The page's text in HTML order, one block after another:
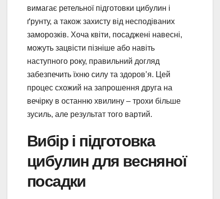
вимагає ретельної підготовки цибулин і
ґрунту, а також захисту від несподіваних
заморозків. Хоча квіти, посаджені навесні,
можуть зацвісти пізніше або навіть
наступного року, правильний догляд
забезпечить їхню силу та здоров’я. Цей
процес схожий на запрошення друга на
вечірку в останню хвилину – трохи більше
зусиль, але результат того вартий.
Вибір і підготовка
цибулин для весняної
посадки